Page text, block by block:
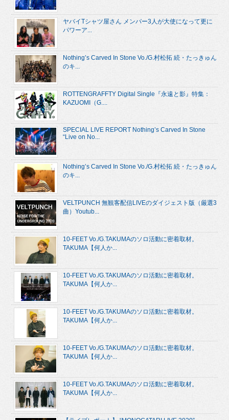
ヤバイTシャツ屋さん メンバー3人が大使になって更に
パワーア...
Nothing’s Carved In Stone Vo./G.村松拓 続・たっきゅん
のキ...
ROTTENGRAFFTY Digital Single『永遠と影』特集：
KAZUOMI（G....
SPECIAL LIVE REPORT Nothing’s Carved In Stone
“Live on No...
Nothing’s Carved In Stone Vo./G.村松拓 続・たっきゅん
のキ...
VELTPUNCH 無観客配信LIVEのダイジェスト版（厳選3
曲）Youtub...
10-FEET Vo./G.TAKUMAのソロ活動に密着取材。
TAKUMA【何人か...
10-FEET Vo./G.TAKUMAのソロ活動に密着取材。
TAKUMA【何人か...
10-FEET Vo./G.TAKUMAのソロ活動に密着取材。
TAKUMA【何人か...
10-FEET Vo./G.TAKUMAのソロ活動に密着取材。
TAKUMA【何人か...
10-FEET Vo./G.TAKUMAのソロ活動に密着取材。
TAKUMA【何人か...